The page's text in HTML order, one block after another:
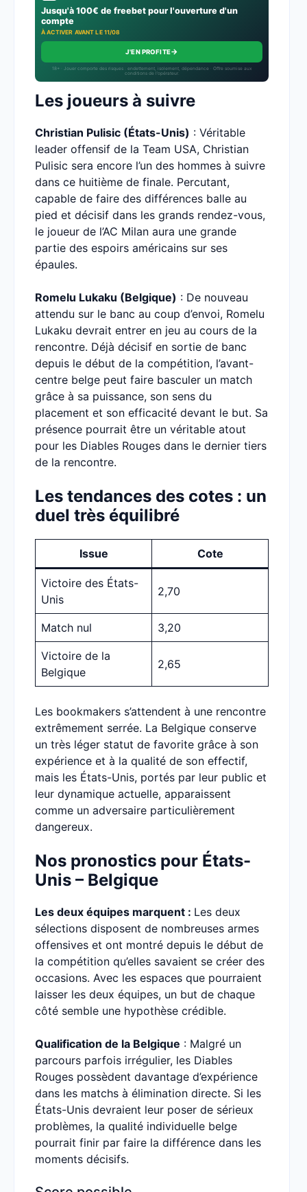
Jusqu'à 100€ de freebet pour l'ouverture d'un
compte
À ACTIVER AVANT LE 11/08
J'EN PROFITE→
18+ · Jouer comporte des risques : endettement, isolement, dépendance · Offre soumise aux
conditions de l’opérateur.
Les joueurs à suivre
Christian Pulisic (États-Unis) : Véritable
leader offensif de la Team USA, Christian
Pulisic sera encore l’un des hommes à suivre
dans ce huitième de finale. Percutant,
capable de faire des différences balle au
pied et décisif dans les grands rendez-vous,
le joueur de l’AC Milan aura une grande
partie des espoirs américains sur ses
épaules.
Romelu Lukaku (Belgique) : De nouveau
attendu sur le banc au coup d’envoi, Romelu
Lukaku devrait entrer en jeu au cours de la
rencontre. Déjà décisif en sortie de banc
depuis le début de la compétition, l’avant-
centre belge peut faire basculer un match
grâce à sa puissance, son sens du
placement et son efficacité devant le but. Sa
présence pourrait être un véritable atout
pour les Diables Rouges dans le dernier tiers
de la rencontre.
Les tendances des cotes : un
duel très équilibré
Issue Cote
Victoire des États-
Unis
2,70
Match nul 3,20
Victoire de la
Belgique
2,65
Les bookmakers s’attendent à une rencontre
extrêmement serrée. La Belgique conserve
un très léger statut de favorite grâce à son
expérience et à la qualité de son effectif,
mais les États-Unis, portés par leur public et
leur dynamique actuelle, apparaissent
comme un adversaire particulièrement
dangereux.
Nos pronostics pour États-
Unis – Belgique
Les deux équipes marquent : Les deux
sélections disposent de nombreuses armes
offensives et ont montré depuis le début de
la compétition qu’elles savaient se créer des
occasions. Avec les espaces que pourraient
laisser les deux équipes, un but de chaque
côté semble une hypothèse crédible.
Qualification de la Belgique : Malgré un
parcours parfois irrégulier, les Diables
Rouges possèdent davantage d’expérience
dans les matchs à élimination directe. Si les
États-Unis devraient leur poser de sérieux
problèmes, la qualité individuelle belge
pourrait finir par faire la différence dans les
moments décisifs.